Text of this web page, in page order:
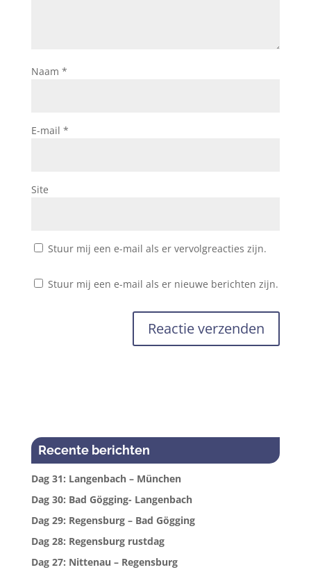
Naam *
E-mail *
Site
Stuur mij een e-mail als er vervolgreacties zijn.
Stuur mij een e-mail als er nieuwe berichten zijn.
Recente berichten
Dag 31: Langenbach – München
Dag 30: Bad Gögging- Langenbach
Dag 29: Regensburg – Bad Gögging
Dag 28: Regensburg rustdag
Dag 27: Nittenau – Regensburg